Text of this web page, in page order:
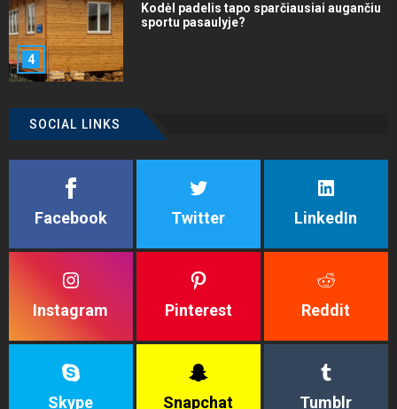
4
Kodėl padelis tapo sparčiausiai augančiu
sportu pasaulyje?
SOCIAL LINKS
Facebook Twitter LinkedIn
Instagram Pinterest Reddit
Skype Snapchat Tumblr